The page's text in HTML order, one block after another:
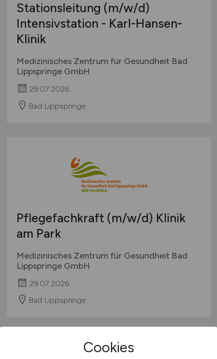
Stationsleitung (m/w/d)
Intensivstation - Karl-Hansen-
Klinik
Medizinisches Zentrum für Gesundheit Bad
Lippspringe GmbH
29.07.2026
Bad Lippspringe
Pflegefachkraft (m/w/d) Klinik
am Park
Medizinisches Zentrum für Gesundheit Bad
Lippspringe GmbH
29.07.2026
Bad Lippspringe
Cookies